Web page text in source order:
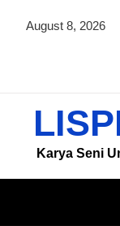
August 8, 2026
Karya Seni